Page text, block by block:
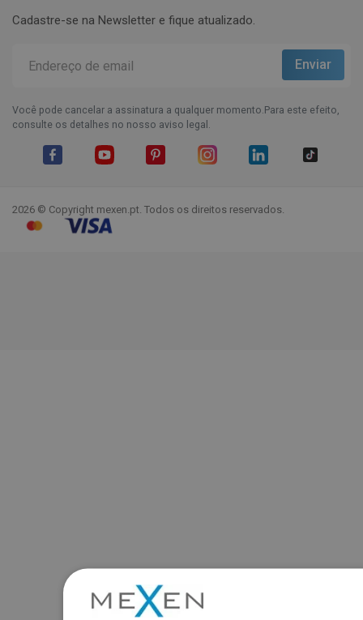
Cadastre-se na Newsletter e fique atualizado.
Você pode cancelar a assinatura a qualquer momento.Para este efeito,
consulte os detalhes no nosso aviso legal.
2026 © Copyright mexen.pt. Todos os direitos reservados.